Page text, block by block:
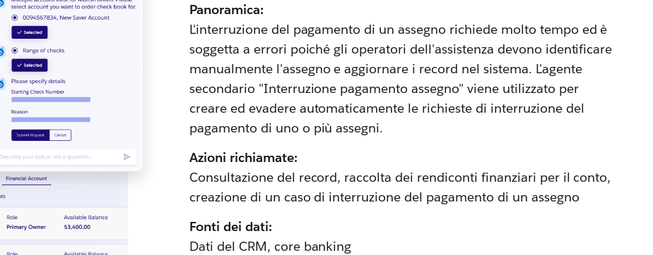
Panoramica:
L'interruzione del pagamento di un assegno richiede molto tempo ed è
soggetta a errori poiché gli operatori dell'assistenza devono identificare
manualmente l'assegno e aggiornare i record nel sistema. L'agente
secondario "Interruzione pagamento assegno" viene utilizzato per
creare ed evadere automaticamente le richieste di interruzione del
pagamento di uno o più assegni.
Azioni richiamate:
Consultazione del record, raccolta dei rendiconti finanziari per il conto,
creazione di un caso di interruzione del pagamento di un assegno
Fonti dei dati:
Dati del CRM, core banking